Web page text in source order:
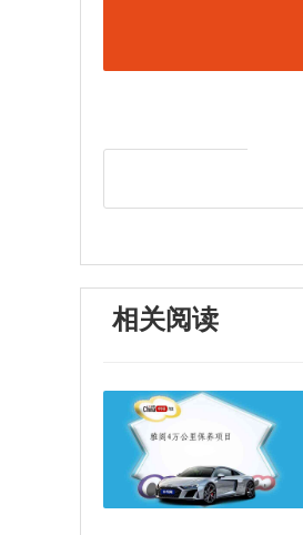
相关阅读